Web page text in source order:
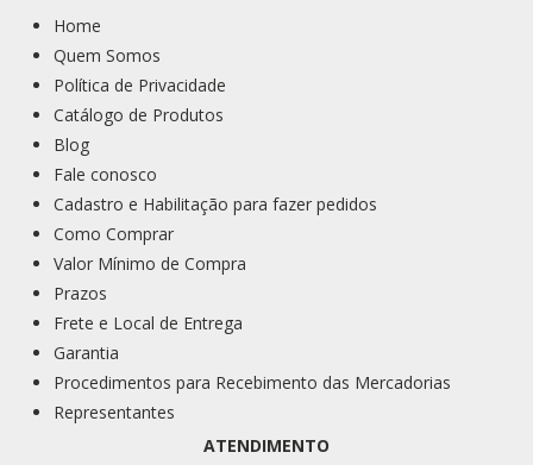
Home
Quem Somos
Política de Privacidade
Catálogo de Produtos
Blog
Fale conosco
Cadastro e Habilitação para fazer pedidos
Como Comprar
Valor Mínimo de Compra
Prazos
Frete e Local de Entrega
Garantia
Procedimentos para Recebimento das Mercadorias
Representantes
ATENDIMENTO